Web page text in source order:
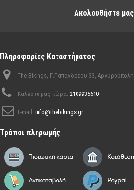
Aκολουθήστε μας
Πληροφορίες Καταστήματος
The Bikings, Γ.Παπανδρέου 33, Αργυρούπολη
Καλέστε μας τώρα: 2109935610
E-mail: info@thebikings.gr
Τρόποι πληρωμής